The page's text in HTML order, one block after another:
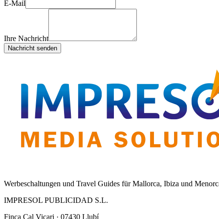
E-Mail
Ihre Nachricht
Nachricht senden
Werbeschaltungen und Travel Guides für Mallorca, Ibiza und
IMPRESOL PUBLICIDAD S.L.
Finca Cal Vicari · 07430 Llubí